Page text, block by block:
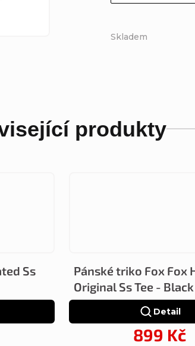
Skladem
produkty
Ss
Pánské triko Fox Fox
Original Ss Tee - Black
899 Kč
Detail